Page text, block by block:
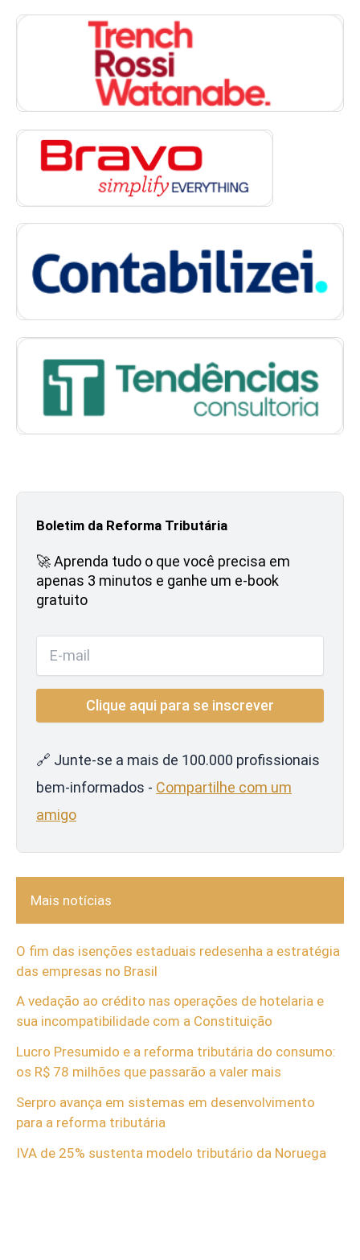
Boletim da Reforma Tributária
🚀 Aprenda tudo o que você precisa em
apenas 3 minutos e ganhe um e-book
gratuito
🔗 Junte-se a mais de 100.000 profissionais
bem-informados - Compartilhe com um
amigo
Mais notícias
O fim das isenções estaduais redesenha a estratégia
das empresas no Brasil
A vedação ao crédito nas operações de hotelaria e
sua incompatibilidade com a Constituição
Lucro Presumido e a reforma tributária do consumo:
os R$ 78 milhões que passarão a valer mais
Serpro avança em sistemas em desenvolvimento
para a reforma tributária
IVA de 25% sustenta modelo tributário da Noruega